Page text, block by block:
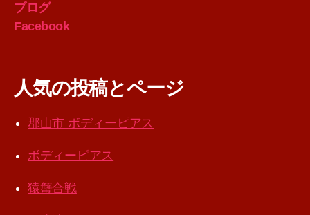
ブログ
Facebook
人気の投稿とページ
郡山市 ボディーピアス
ボディーピアス
猿蟹合戦